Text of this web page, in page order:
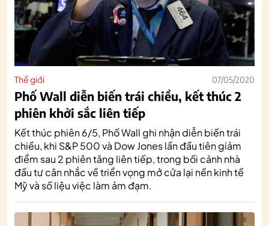
Thế giới 07/05/2020
Phố Wall diễn biến trái chiều, kết thúc 2
phiên khởi sắc liên tiếp
Kết thúc phiên 6/5, Phố Wall ghi nhận diễn biến trái
chiều, khi S&P 500 và Dow Jones lần đầu tiên giảm
điểm sau 2 phiên tăng liên tiếp, trong bối cảnh nhà
đầu tư cân nhắc về triển vọng mở cửa lại nền kinh tế
Mỹ và số liệu việc làm ảm đạm.